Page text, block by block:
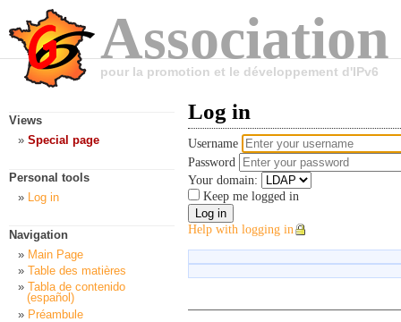
pour la promotion et le développement d'IPv6
Log in
Username
Password
Your domain:
Keep me logged in
Help with logging in
Views
Special page
Personal tools
Log in
Navigation
Main Page
Table des matières
Tabla de contenido
(español)
Préambule